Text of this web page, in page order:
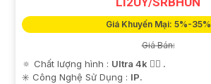
Giá Khuyến Mại: 5%-35%
Giá Bán:
🔅 Chất lượng hình : Ultra 4k 👍🏾 .
✳️ Công Nghệ Sử Dụng : IP.